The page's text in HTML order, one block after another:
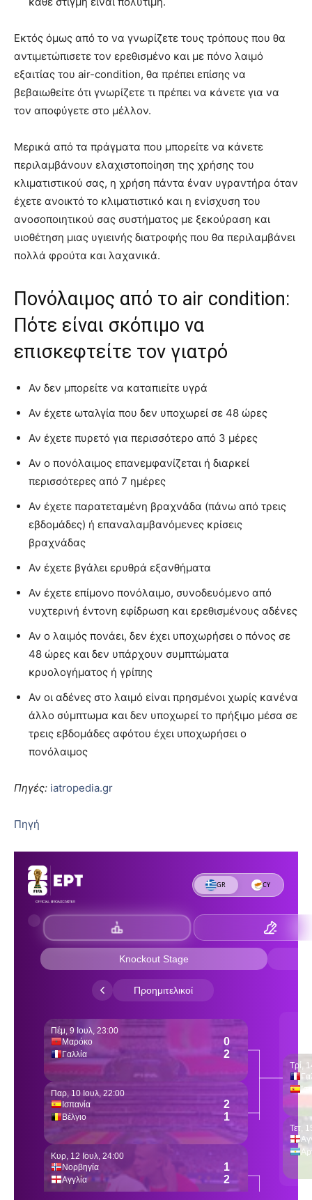
Εκτός όμως από το να γνωρίζετε τους τρόπους που θα
αντιμετώπισετε τον ερεθισμένο και με πόνο λαιμό
εξαιτίας του air-condition, θα πρέπει επίσης να
βεβαιωθείτε ότι γνωρίζετε τι πρέπει να κάνετε για να
τον αποφύγετε στο μέλλον.
Μερικά από τα πράγματα που μπορείτε να κάνετε
περιλαμβάνουν ελαχιστοποίηση της χρήσης του
κλιματιστικού σας, η χρήση πάντα έναν υγραντήρα όταν
έχετε ανοικτό το κλιματιστικό και η ενίσχυση του
ανοσοποιητικού σας συστήματος με ξεκούραση και
υιοθέτηση μιας υγιεινής διατροφής που θα περιλαμβάνει
πολλά φρούτα και λαχανικά.
Πονόλαιμος από το air condition:
Πότε είναι σκόπιμο να
επισκεφτείτε τον γιατρό
Αν δεν μπορείτε να καταπιείτε υγρά
Αν έχετε ωταλγία που δεν υποχωρεί σε 48 ώρες
Αν έχετε πυρετό για περισσότερο από 3 μέρες
Αν ο πονόλαιμος επανεμφανίζεται ή διαρκεί
περισσότερες από 7 ημέρες
Αν έχετε παρατεταμένη βραχνάδα (πάνω από τρεις
εβδομάδες) ή επαναλαμβανόμενες κρίσεις
βραχνάδας
Αν έχετε βγάλει ερυθρά εξανθήματα
Αν έχετε επίμονο πονόλαιμο, συνοδευόμενο από
νυχτερινή έντονη εφίδρωση και ερεθισμένους αδένες
Αν ο λαιμός πονάει, δεν έχει υποχωρήσει ο πόνος σε
48 ώρες και δεν υπάρχουν συμπτώματα
κρυολογήματος ή γρίπης
Αν οι αδένες στο λαιμό είναι πρησμένοι χωρίς κανένα
άλλο σύμπτωμα και δεν υποχωρεί το πρήξιμο μέσα σε
τρεις εβδομάδες αφότου έχει υποχωρήσει ο
πονόλαιμος
Πηγές: iatropedia.gr
Πηγή